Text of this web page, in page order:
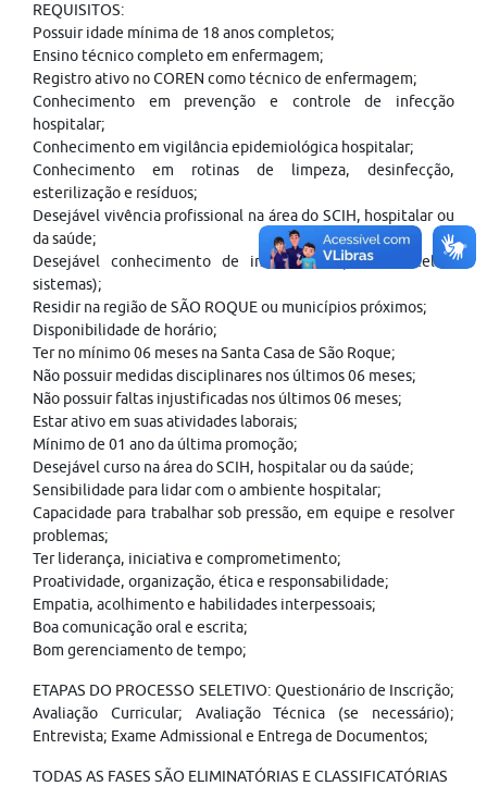
REQUISITOS:
Possuir idade mínima de 18 anos completos;
Ensino técnico completo em enfermagem;
Registro ativo no COREN como técnico de enfermagem;
Conhecimento em prevenção e controle de infecção
hospitalar;
Conhecimento em vigilância epidemiológica hospitalar;
Conhecimento em rotinas de limpeza, desinfecção,
esterilização e resíduos;
Desejável vivência profissional na área do SCIH, hospitalar ou
da saúde;
Desejável conhecimento de informática (Word, Excel e
sistemas);
Residir na região de SÃO ROQUE ou municípios próximos;
Disponibilidade de horário;
Ter no mínimo 06 meses na Santa Casa de São Roque;
Não possuir medidas disciplinares nos últimos 06 meses;
Não possuir faltas injustificadas nos últimos 06 meses;
Estar ativo em suas atividades laborais;
Mínimo de 01 ano da última promoção;
Desejável curso na área do SCIH, hospitalar ou da saúde;
Sensibilidade para lidar com o ambiente hospitalar;
Capacidade para trabalhar sob pressão, em equipe e resolver
problemas;
Ter liderança, iniciativa e comprometimento;
Proatividade, organização, ética e responsabilidade;
Empatia, acolhimento e habilidades interpessoais;
Boa comunicação oral e escrita;
Bom gerenciamento de tempo;
ETAPAS DO PROCESSO SELETIVO: Questionário de Inscrição;
Avaliação Curricular; Avaliação Técnica (se necessário);
Entrevista; Exame Admissional e Entrega de Documentos;
TODAS AS FASES SÃO ELIMINATÓRIAS E CLASSIFICATÓRIAS